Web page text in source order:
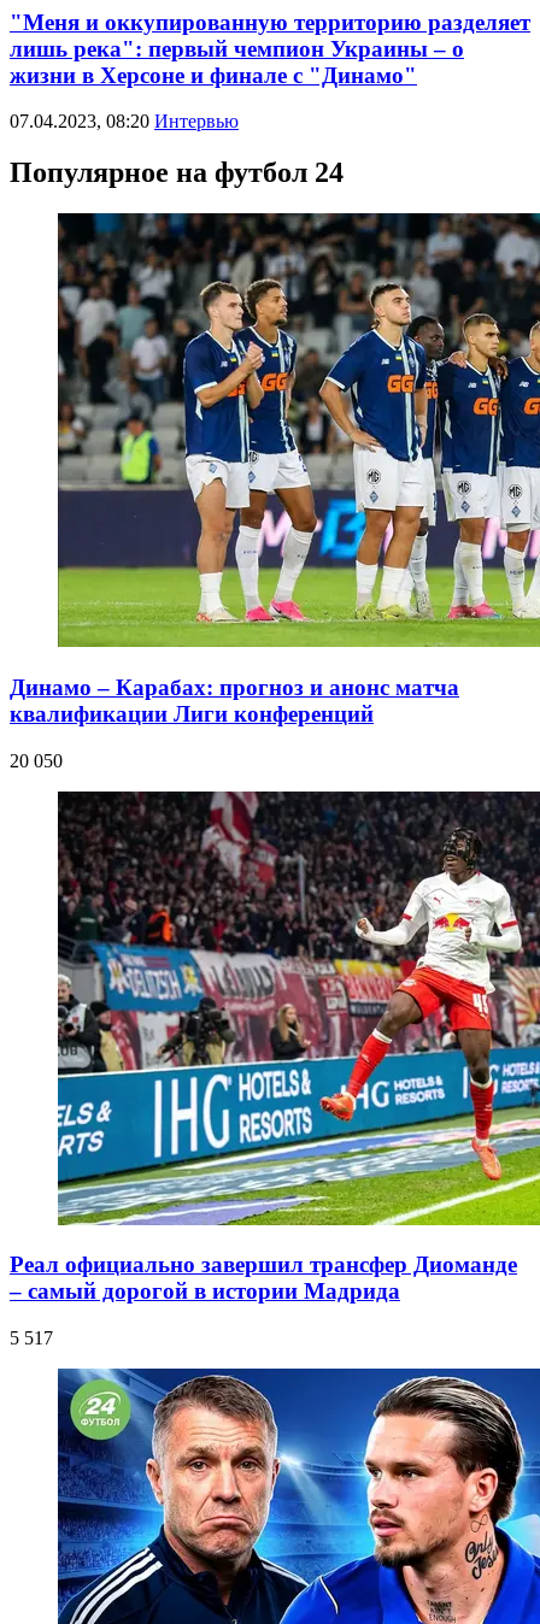
"Меня и оккупированную территорию разделяет
лишь река": первый чемпион Украины – о
жизни в Херсоне и финале с "Динамо"
07.04.2023, 08:20 Интервью
Популярное на футбол 24
Динамо – Карабах: прогноз и анонс матча
квалификации Лиги конференций
20 050
Реал официально завершил трансфер Диоманде
– самый дорогой в истории Мадрида
5 517